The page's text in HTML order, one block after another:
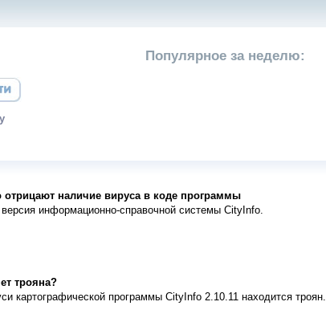
Популярное за неделю:
отрицают наличие вируса в коде программы
информационно-справочной системы CityInfo.
трояна?
картографической программы CityInfo 2.10.11 находится троян.